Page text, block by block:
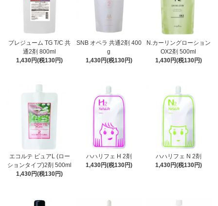
プレジューム TG T/C 共
通2剤 800ml
1,430円(税130円)
SNB オペラ 共通2剤 400
g
1,430円(税130円)
N.カーリングローション
OX2剤 500ml
1,430円(税130円)
エコルテ ピュアL (ロー
ションタイプ)2剤 500ml
1,430円(税130円)
ハハリフェ H 2剤
1,430円(税130円)
ハハリフェ N 2剤
1,430円(税130円)